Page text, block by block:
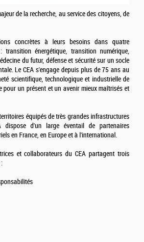
de la recherche, au service des citoyens, de
concrètes à leurs besoins dans quatre
transition énergétique, transition numérique,
du futur, défense et sécurité sur un socle
Le CEA s'engage depuis plus de 75 ans au
scientifique, technologique et industrielle de
pour un présent et un avenir mieux maîtrisés et
équipés de très grandes infrastructures
dispose d'un large éventail de partenaires
en France, en Europe et à l'international.
et collaborateurs du CEA partagent trois